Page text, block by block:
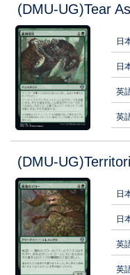
(DMU-UG)Tear
日
日
英
英
(DMU-
日
日
英
英